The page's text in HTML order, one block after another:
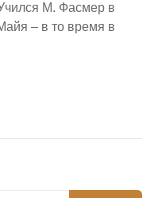
М. Фасмер в
– в то время в